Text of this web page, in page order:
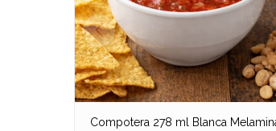
Compotera 278 ml Blanca